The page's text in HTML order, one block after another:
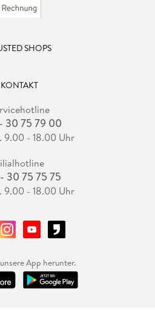
SHOPS
KONTAKT
30 75 79 00
9.00 - 18.00 Uhr
30 75 75 75
9.00 - 18.00 Uhr
App herunter.